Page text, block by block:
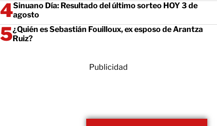
Sinuano Día: Resultado del último sorteo HOY 3 de
agosto
¿Quién es Sebastián Fouilloux, ex esposo de Arantza
Ruiz?
Publicidad